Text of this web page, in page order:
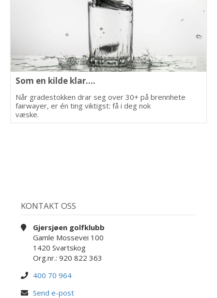
Som en kilde klar....
Når gradestokken drar seg over 30+ på brennhete
fairwayer, er én ting viktigst: få i deg nok
væske.
KONTAKT OSS
Gjersjøen golfklubb
Gamle Mossevei 100
1420 Svartskog
Org.nr.: 920 822 363
400 70 964
Send e-post